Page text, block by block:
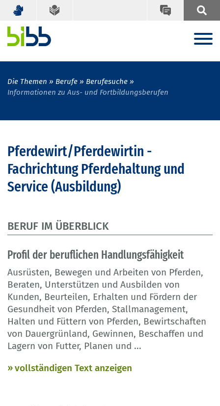
Die Themen Berufe
Berufesuche
Informationen zu Aus- und Fortbildungsberufen
Pferdewirt/Pferdewirtin -
Fachrichtung Pferdehaltung und
Service (Ausbildung)
BERUF IM ÜBERBLICK
Profil der beruflichen Handlungsfähigkeit
Ausrüsten, Bewegen und Arbeiten von Pferden,
Beraten, Unterstützen und Ausbilden von
Kunden, Beurteilen, Erhalten und Fördern der
Gesundheit von Pferden, Stallmanagement,
Halten und Füttern von Pferden, Bewirtschaften
von Dauergrünland, Gewinnen, Beschaffen und
Lagern von Futter, Planen und ...
vollständigen Text anzeigen